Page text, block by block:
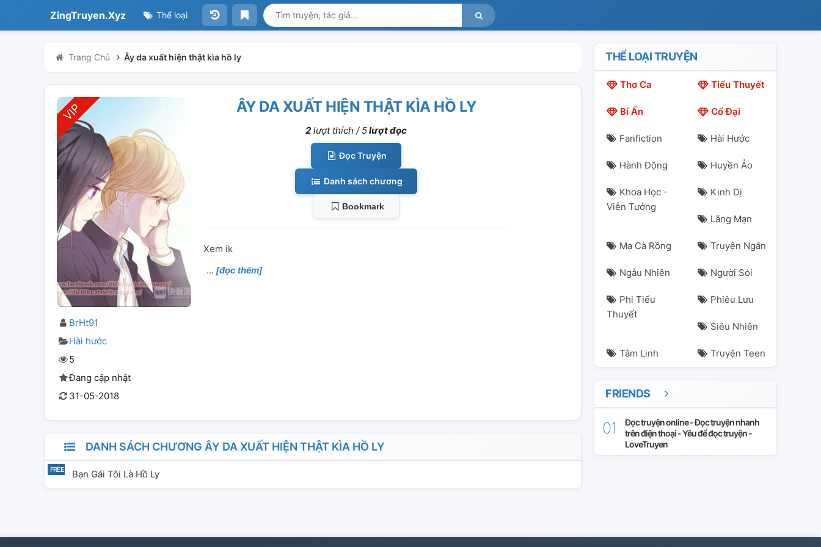
ZingTruyen.Xyz Thể loại
Trang Chủ Ây da xuất hiện thật kìa hồ ly
BrHt91
Hài hước
5
Đang cập nhật
31-05-2018
ÂY DA XUẤT HIỆN THẬT KÌA HỒ LY
2 lượt thích / 5lượt đọc
Đọc Truyện
Danh sách chương
Bookmark
Xem ik
[đọc thêm]
DANH SÁCH CHƯƠNG ÂY DA XUẤT HIỆN THẬT KÌA HỒ LY
Bạn Gái Tôi Là Hồ Ly
THỂ LOẠI TRUYỆN
Thơ Ca Tiểu Thuyết
Bí Ẩn Cổ Đại
Fanfiction Hài Hước
Hành Động Huyền Ảo
Khoa Học -
Viễn Tưởng
Kinh Dị
Lãng Mạn
Ma Cà Rồng Truyện Ngắn
Ngẫu Nhiên Người Sói
Phi Tiểu
Thuyết
Phiêu Lưu
Siêu Nhiên
Tâm Linh Truyện Teen
FRIENDS
Đọc truyện online - Đọc truyện nhanh
trên điện thoại - Yêu để đọc truyện -
LoveTruyen